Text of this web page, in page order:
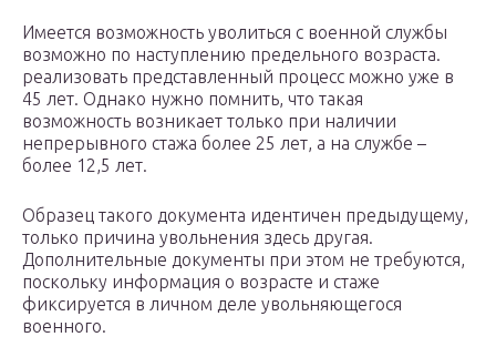
Имеется возможность уволиться с военной службы
возможно по наступлению предельного возраста.
реализовать представленный процесс можно уже в
45 лет. Однако нужно помнить, что такая
возможность возникает только при наличии
непрерывного стажа более 25 лет, а на службе –
более 12,5 лет.
Образец такого документа идентичен предыдущему,
только причина увольнения здесь другая.
Дополнительные документы при этом не требуются,
поскольку информация о возрасте и стаже
фиксируется в личном деле увольняющегося
военного.